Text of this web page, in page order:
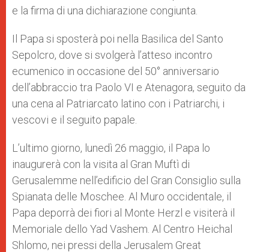
e la firma di una dichiarazione congiunta.
Il Papa si sposterà poi nella Basilica del Santo
Sepolcro, dove si svolgerà l’atteso incontro
ecumenico in occasione del 50° anniversario
dell’abbraccio tra Paolo VI e Atenagora, seguito da
una cena al Patriarcato latino con i Patriarchi, i
vescovi e il seguito papale.
L’ultimo giorno, lunedì 26 maggio, il Papa lo
inaugurerà con la visita al Gran Muftì di
Gerusalemme nell’edificio del Gran Consiglio sulla
Spianata delle Moschee. Al Muro occidentale, il
Papa deporrà dei fiori al Monte Herzl e visiterà il
Memoriale dello Yad Vashem. Al Centro Heichal
Shlomo, nei pressi della Jerusalem Great